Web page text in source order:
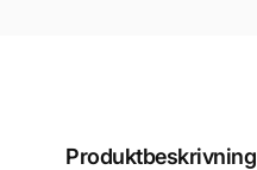
Produktbeskrivning